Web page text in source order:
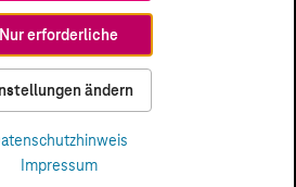
Nur erforderliche
ändern
Impressum